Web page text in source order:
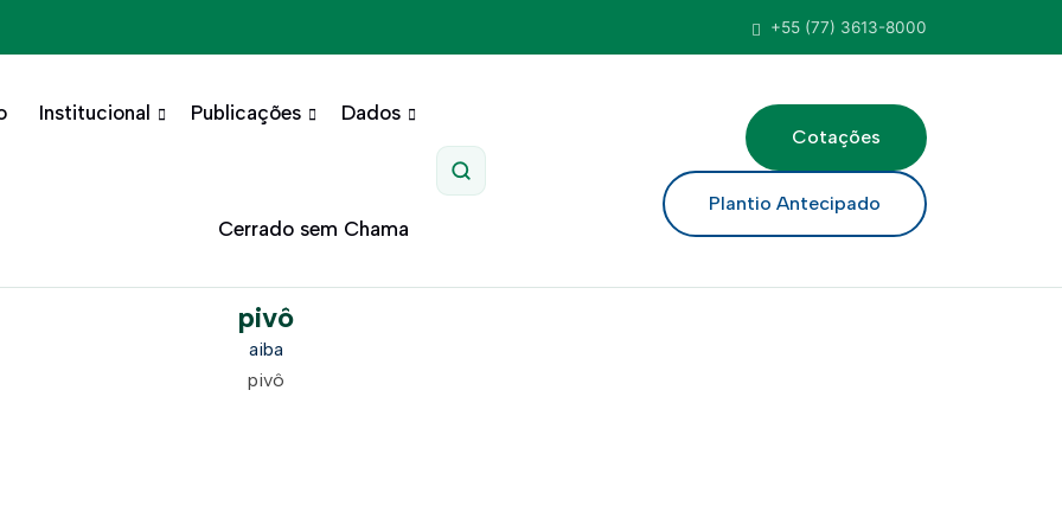
+55 (77) 3613-8000
Institucional Publicações Dados
Cerrado sem Chama
Pesquisar
Cotações
Plantio Antecipado
pivô
aiba
pivô